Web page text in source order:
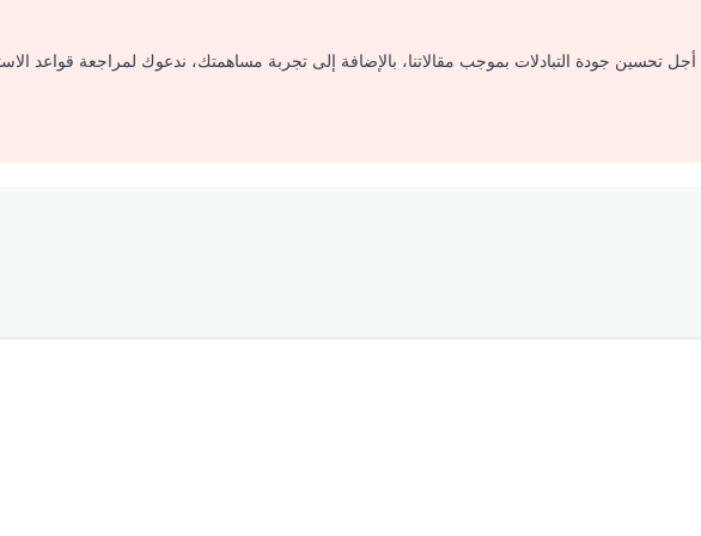
تحسين جودة التبادلات بموجب مقالاتنا، بالإضافة إلى تجربة مساهمتك، ندعوك لمراجعة قواعد